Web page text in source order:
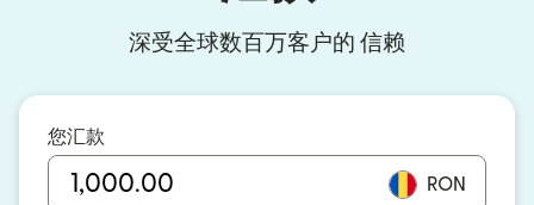
深受全球数百万客户的 信赖
您汇款
RON